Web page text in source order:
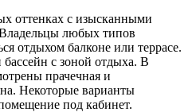
оттенках с изысканными
любых типов
отдыхом балконе или террасе.
с зоной отдыха. В
прачечная и
Некоторые варианты
под кабинет.